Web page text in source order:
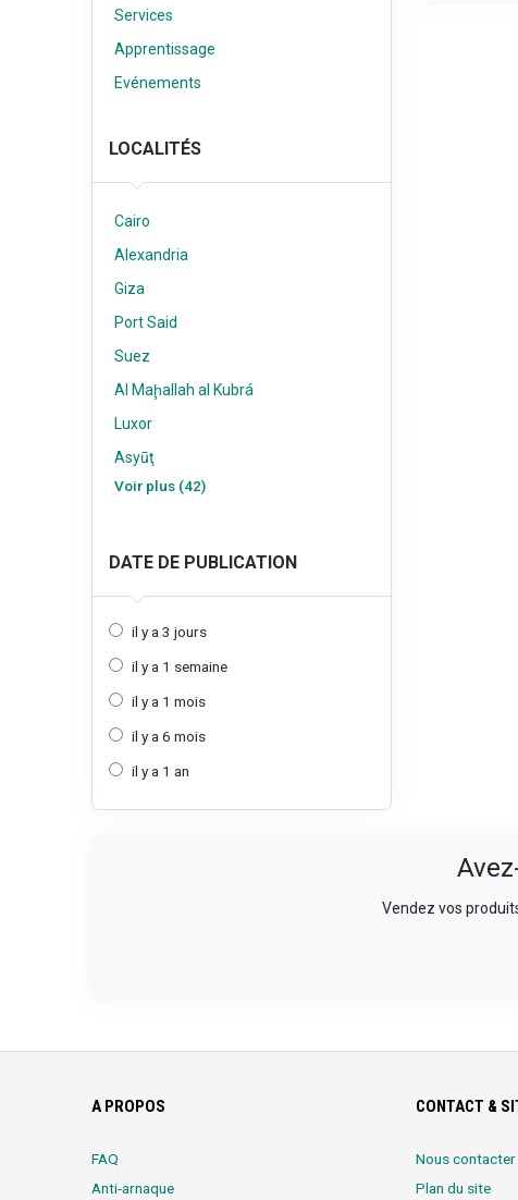
Services
Apprentissage
Evénements
LOCALITÉS
Cairo
Alexandria
Giza
Port Said
Suez
Al Maḩallah al Kubrá
Luxor
Asyūţ
Voir plus (42)
DATE DE PUBLICATION
il y a 3 jours
il y a 1 semaine
il y a 1 mois
il y a 6 mois
il y a 1 an
Vendez vos
A PROPOS
FAQ
Anti-arnaque
CONTACT &
Nous contacter
Plan du site